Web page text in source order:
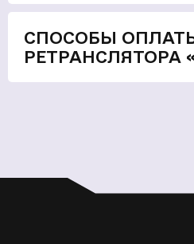
СПОСОБЫ
РЕТРАНСЛЯТОРА